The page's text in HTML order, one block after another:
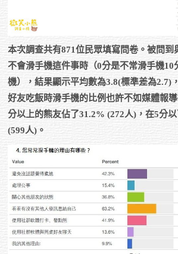
本次調查共有871位民眾填寫問卷。被問到
不會滑手機這件事時（0分是不常滑手機10
機），結果顯示平均數為3.8(標準差為2.7)
好友吃飯時滑手機的比例也許不如媒體報
分以上的熊友佔了31.2% (272人)，在5分
(599人)。